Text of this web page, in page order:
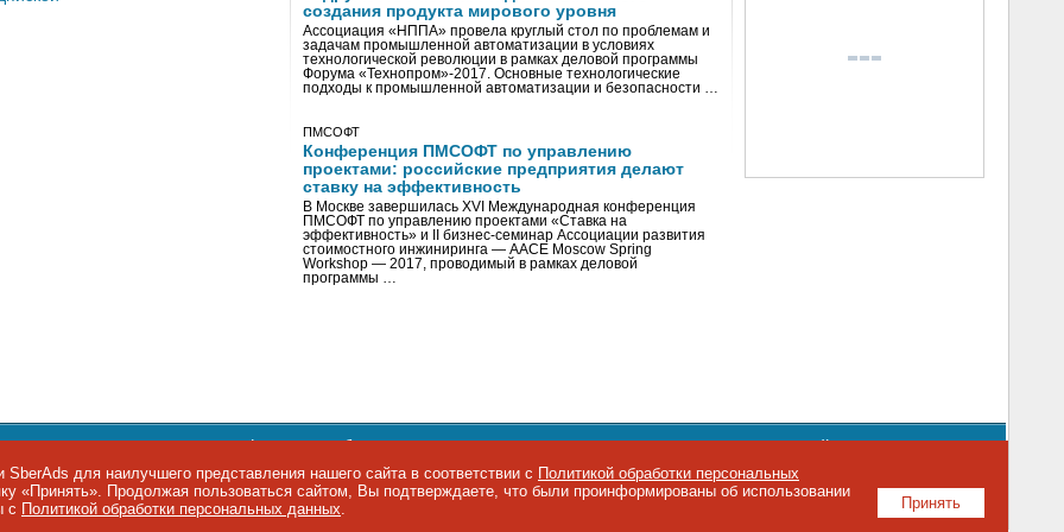
создания продукта мирового уровня
Ассоциация «НППА» провела круглый стол по проблемам и
задачам промышленной автоматизации в условиях
технологической революции в рамках деловой программы
Форума «Технопром»-2017. Основные технологические
подходы к промышленной автоматизации и безопасности …
ПМСОФТ
Конференция ПМСОФТ по управлению
проектами: российские предприятия делают
ставку на эффективность
В Москве завершилась XVI Международная конференция
ПМСОФТ по управлению проектами «Ставка на
эффективность» и II бизнес-семинар Ассоциации развития
стоимостного инжиниринга — AACE Moscow Spring
Workshop — 2017, проводимый в рамках деловой
программы …
персональных данных,информация об авторских правах и порядке использования материалов сайта
+7 495 974-22-60. Факс: +7 495 974-22-63. E-mail:
siteeditor@iemag.ru
IT-рынка Принять
для наилучшего представления нашего сайта в соответствии с Политикой обработки персональных
«Принять». Продолжая пользоваться сайтом, Вы подтверждаете, что были проинформированы об использовании
с Политикой обработки персональных данных.